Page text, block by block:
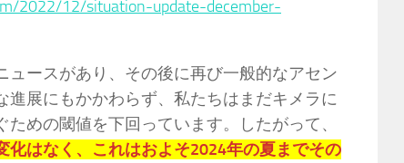
2022/12/situation-update-december-
ュースがあり、その後に再び一般的なアセン
進展にもかかわらず、私たちはまだキメラに
めの閾値を下回っています。したがって、
化はなく、これはおよそ2024年の夏までその